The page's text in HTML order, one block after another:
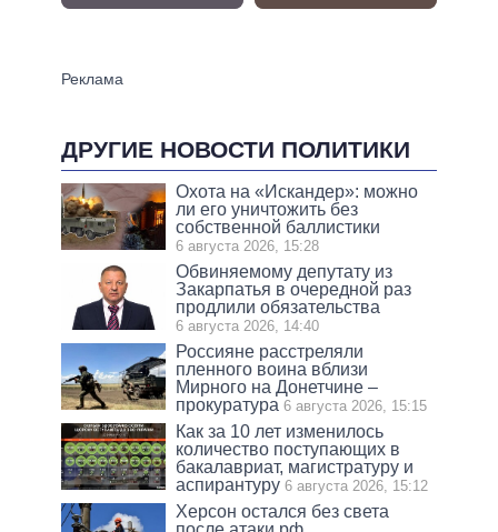
ДРУГИЕ НОВОСТИ ПОЛИТИКИ
Охота на «Искандер»: можно
ли его уничтожить без
собственной баллистики
6 августа 2026, 15:28
Обвиняемому депутату из
Закарпатья в очередной раз
продлили обязательства
6 августа 2026, 14:40
Россияне расстреляли
пленного воина вблизи
Мирного на Донетчине –
прокуратура 6 августа 2026, 15:15
Как за 10 лет изменилось
количество поступающих в
бакалавриат, магистратуру и
аспирантуру 6 августа 2026, 15:12
Херсон остался без света